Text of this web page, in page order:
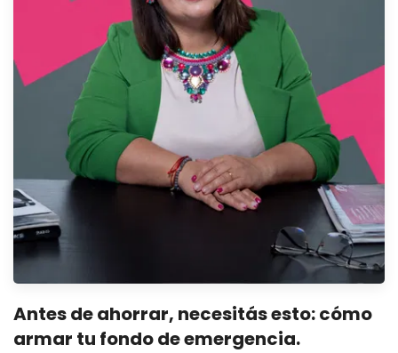
Antes de ahorrar, necesitás esto: cómo
armar tu fondo de emergencia.